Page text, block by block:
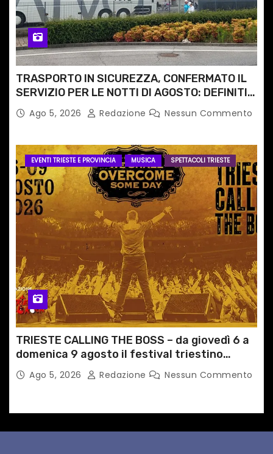
TRASPORTO IN SICUREZZA, CONFERMATO IL
SERVIZIO PER LE NOTTI DI AGOSTO: DEFINITI
PERCORSI, FERMATE E ORARIO
Ago 5, 2026 Redazione Nessun Commento
EVENTI TRIESTE E PROVINCIA MUSICA SPETTACOLI TRIESTE
TRIESTE CALLING THE BOSS – da giovedì 6 a
domenica 9 agosto il festival triestino
dedicato a Springsteen
Ago 5, 2026 Redazione Nessun Commento